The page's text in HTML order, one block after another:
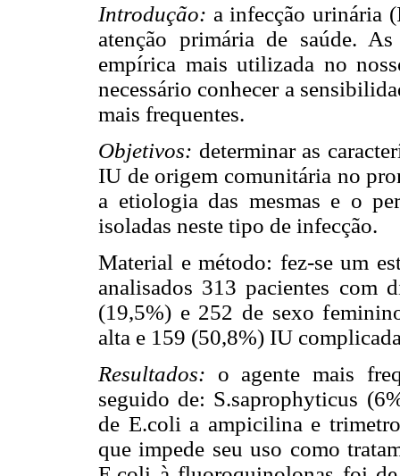
Introdução: a infecção urinária
atenção primária de saúde.
empírica mais utilizada no
necessário conhecer a
mais frequentes.
Objetivos: determinar as
IU de origem comunitária no
a etiologia das mesmas e o
isoladas neste tipo de infecção.
Material e método: fez-se um
analisados 313 pacientes com
(19,5%) e 252 de sexo
alta e 159 (50,8%) IU
Resultados: o agente mais
seguido de: S.saprophyticus
de E.coli a ampicilina e
que impede seu uso como